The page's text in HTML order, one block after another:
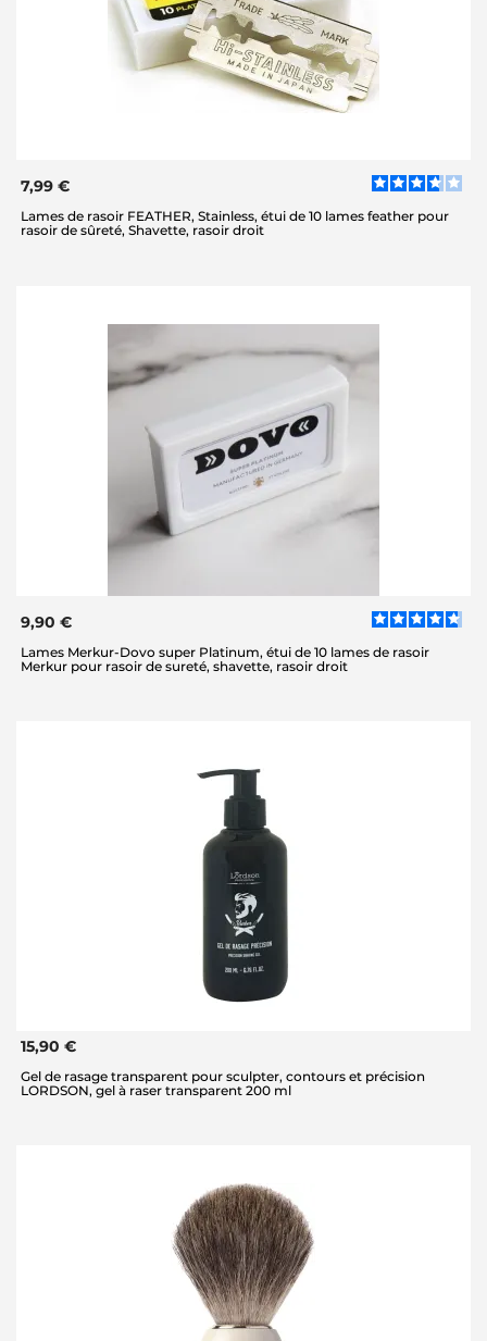
7,99 €
Lames de rasoir FEATHER, Stainless, étui de 10 lames feather pour
rasoir de sûreté, Shavette, rasoir droit
9,90 €
Lames Merkur-Dovo super Platinum, étui de 10 lames de rasoir
Merkur pour rasoir de sureté, shavette, rasoir droit
15,90 €
Gel de rasage transparent pour sculpter, contours et précision
LORDSON, gel à raser transparent 200 ml